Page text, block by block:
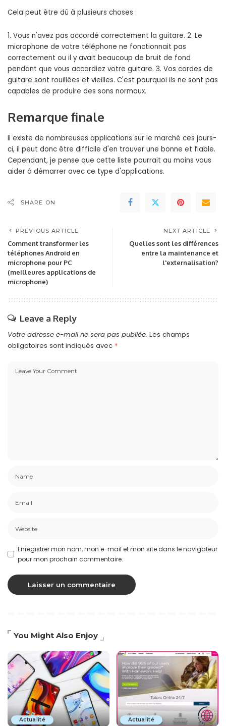
Cela peut être dû à plusieurs choses :
1. Vous n'avez pas accordé correctement la guitare. 2. Le
microphone de votre téléphone ne fonctionnait pas
correctement ou il y avait beaucoup de bruit de fond
pendant que vous accordiez votre guitare. 3. Vos cordes de
guitare sont rouillées et vieilles. C'est pourquoi ils ne sont pas
capables de produire des sons normaux.
Remarque finale
Il existe de nombreuses applications sur le marché ces jours-
ci, il peut donc être difficile d'en trouver une bonne et fiable.
Cependant, je pense que cette liste pourrait au moins vous
aider à démarrer avec ce type d'applications.
SHARE ON
PREVIOUS ARTICLE
Comment transformer les
téléphones Android en
microphone pour PC
(meilleures applications de
microphone)
NEXT ARTICLE
Quelles sont les différences
entre la maintenance et
l'externalisation?
Leave a Reply
Votre adresse e-mail ne sera pas publiée. Les champs
obligatoires sont indiqués avec *
Enregistrer mon nom, mon e-mail et mon site dans le navigateur
pour mon prochain commentaire.
You Might Also Enjoy
Actualité Actualité